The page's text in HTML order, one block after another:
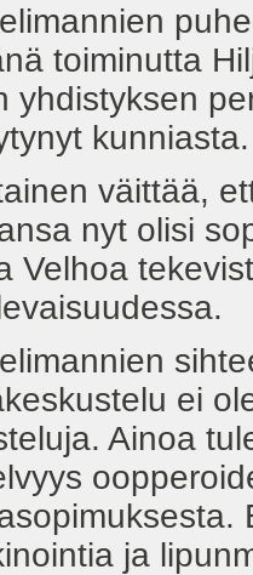
toiminutta
yhdistyksen
kunniasta.
väittää,
nyt olisi
Velhoa
ei
Ainoa
ja